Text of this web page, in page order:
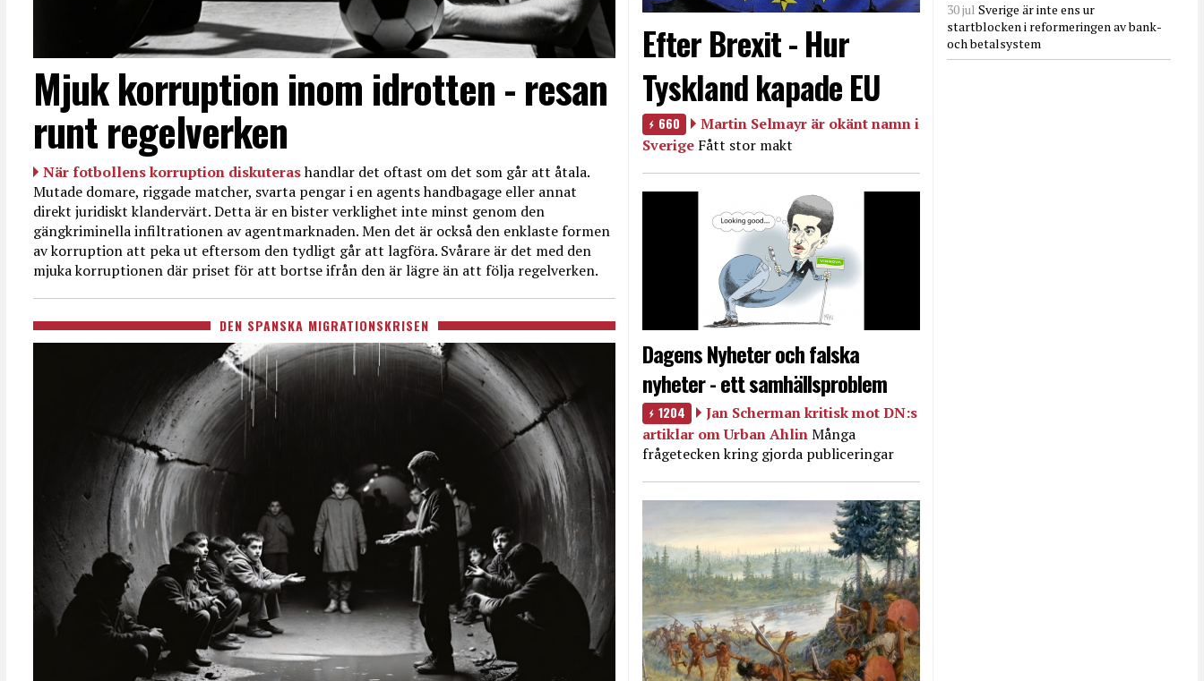
Mjuk korruption inom idrotten - resan
runt regelverken
När fotbollens korruption diskuterashandlar det oftast om det som går att åtala.
Mutade domare, riggade matcher, svarta pengar i en agents handbagage eller annat
direkt juridiskt klandervärt. Detta är en bister verklighet inte minst genom den
gängkriminella infiltrationen av agentmarknaden. Men det är också den enklaste formen
av korruption att peka ut eftersom den tydligt går att lagföra. Svårare är det med den
mjuka korruptionen där priset för att bortse ifrån den är lägre än att följa regelverken.
DEN SPANSKA MIGRATIONSKRISEN
Efter Brexit - Hur
Tyskland kapade EU
660
Martin Selmayr är okänt namn i
Sverige Fått stor makt
Dagens Nyheter och falska
nyheter - ett samhällsproblem
1204
Jan Scherman kritisk mot DN:s
artiklar om Urban AhlinMånga
frågetecken kring gjorda publiceringar
30 jul Sverige är inte ens ur
startblocken i reformeringen av bank-
och betalsystem